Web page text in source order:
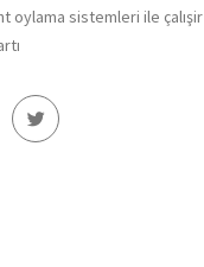
oylama sistemleri ile çalışir